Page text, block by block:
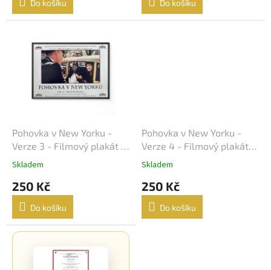
Vladimír Menšík 48
Jiří Krampol 48
Eddie Murphy 47
Robert De Niro 47
Tom Cruise
Johnny Depp
Sandra Bullock 46
Wesley Snipes 46
Do košíku Do košíku
Pohovka v New Yorku -
Verze 3 - Filmový plakát /
Fotoska / Slepka (cca A4)
Skladem
250 Kč
Do košíku
Pohovka v New Yorku -
Verze 4 - Filmový plakát /
Fotoska / Slepka (cca A4)
Skladem
250 Kč
Do košíku